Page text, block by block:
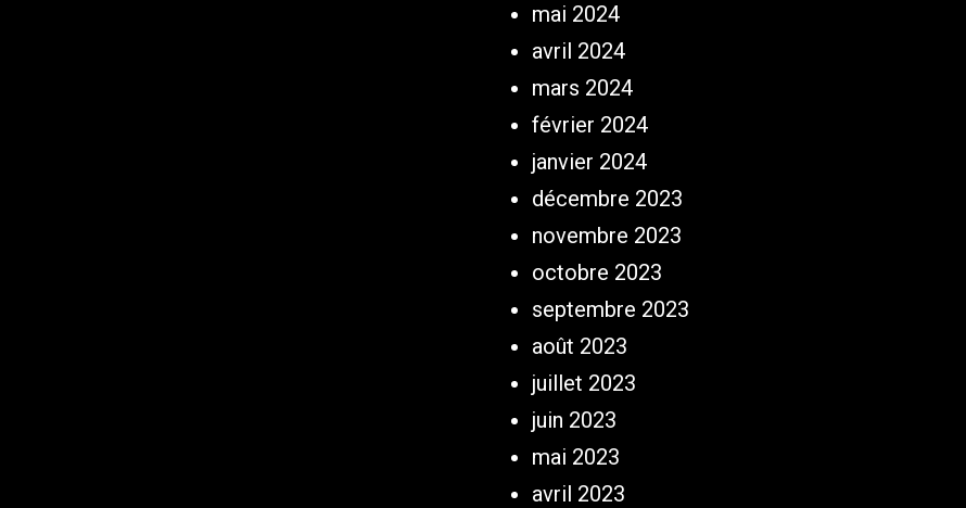
mai 2024
avril 2024
mars 2024
février 2024
janvier 2024
décembre 2023
novembre 2023
octobre 2023
septembre 2023
août 2023
juillet 2023
juin 2023
mai 2023
avril 2023